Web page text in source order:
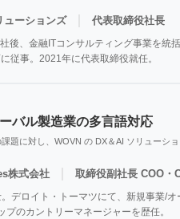
ューションズ 代表取締役社長
後、金融ITコンサルティング事業を統
従事。2021年に代表取締役就任。
バル製造業の多言語対応
題に対し、WOVN の DX＆AI ソリューシ
株式会社 取締役副社長 COO・
デロイト・トーマツにて、新規事業/
のカントリーマネージャーを歴任。